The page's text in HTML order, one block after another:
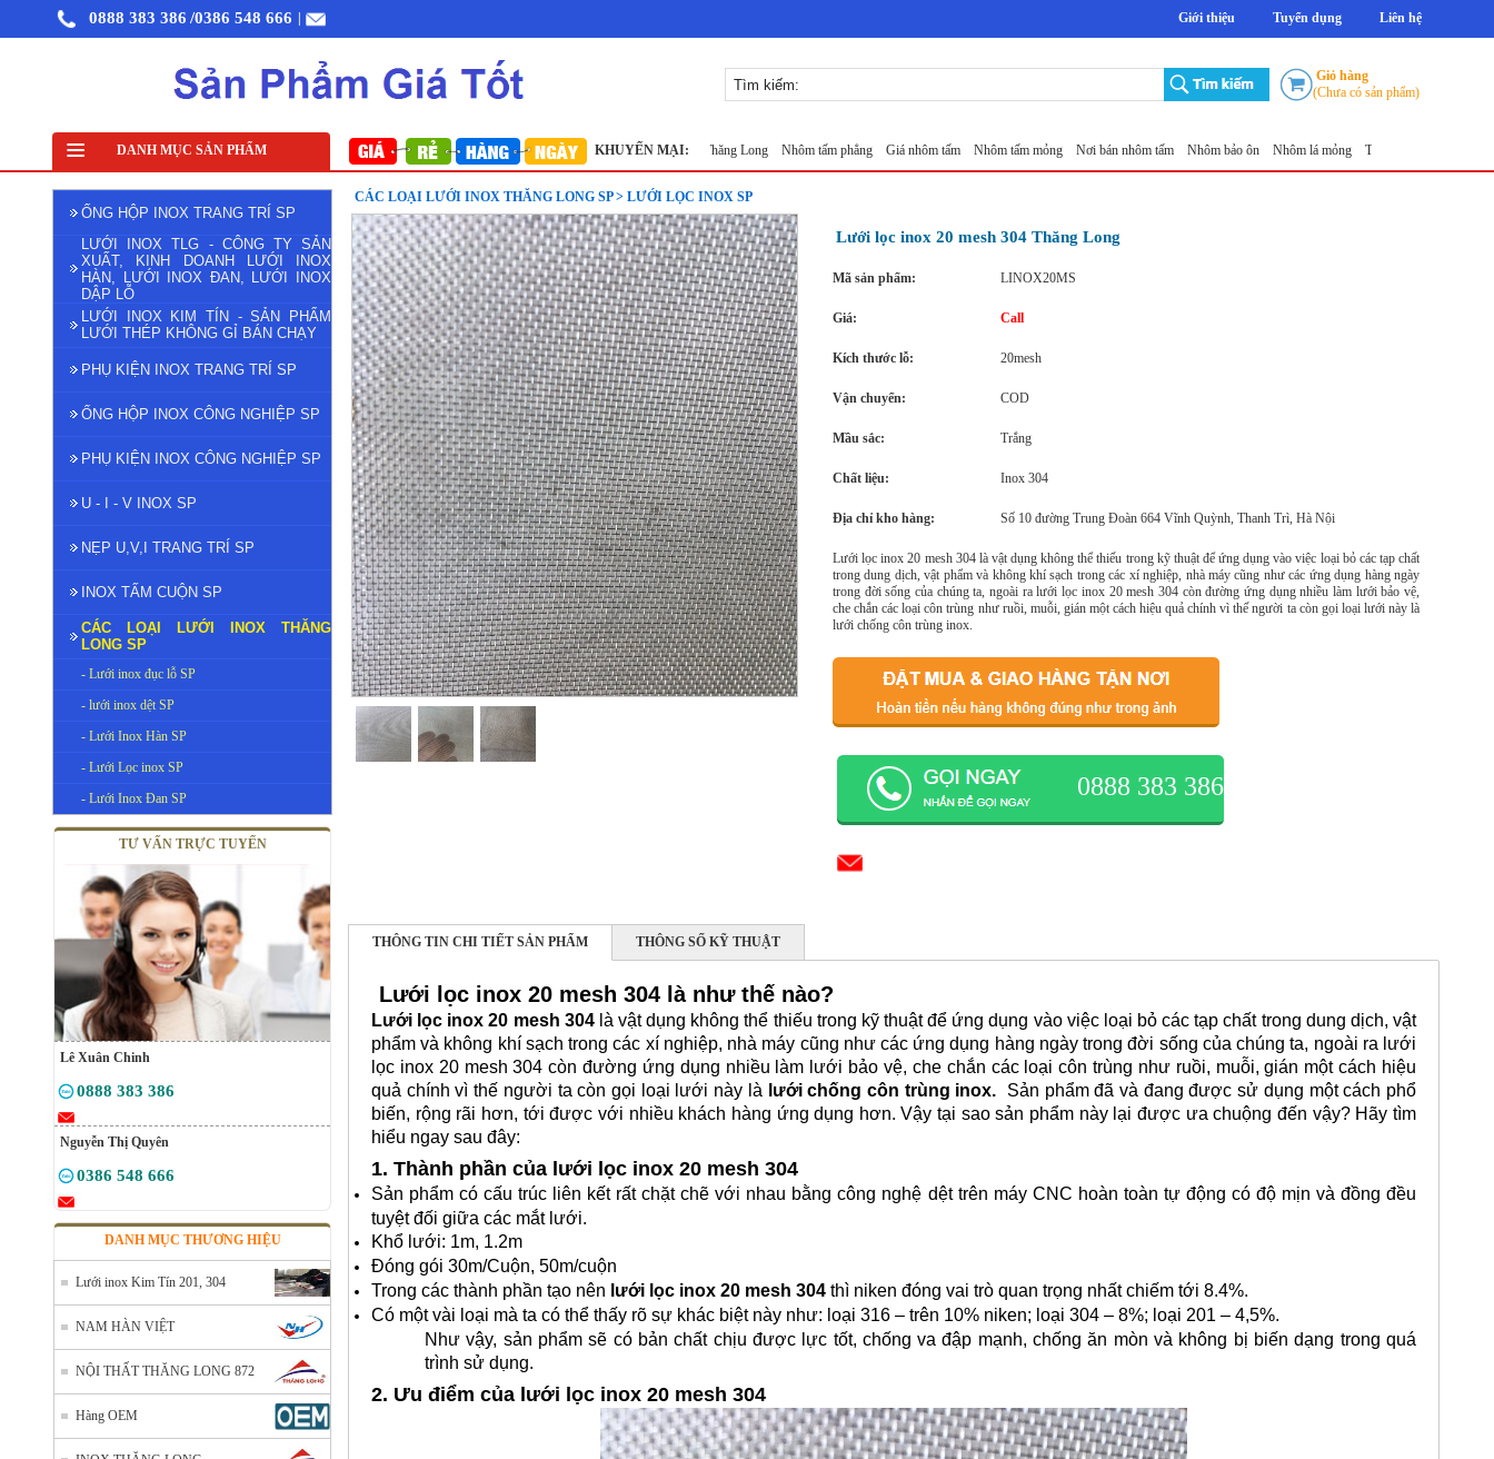
0888 383 386 /0386 548 666 Giới thiệu Tuyển dụng Liên hệ
Giỏ hàng
(Chưa có sản phẩm)
DANH MỤC SẢN PHẨM KHUYẾN MẠI:
Lưới đỡ cách nhiệt inox 304 Lưới inox đan ô 1cm 304 TLG Thăng Long khổ 1m Lưới inox 10x10 đan ô vuông Thăng Long Nhôm tấm phẳng Giá nhôm tấm Nhôm tấm mỏng Nơi bán nhôm tấm Nhôm bảo ôn Nhôm lá mỏng Tấm nhôm chống trượt 5mm
ỐNG HỘP INOX TRANG TRÍ SP
LƯỚI INOX TLG - CÔNG TY SẢN
XUẤT, KINH DOANH LƯỚI INOX
HÀN, LƯỚI INOX ĐAN, LƯỚI INOX
DẬP LỖ
LƯỚI INOX KIM TÍN - SẢN PHẨM
LƯỚI THÉP KHÔNG GỈ BÁN CHẠY
PHỤ KIỆN INOX TRANG TRÍ SP
ỐNG HỘP INOX CÔNG NGHIỆP SP
PHỤ KIỆN INOX CÔNG NGHIỆP SP
U - I - V INOX SP
NẸP U,V,I TRANG TRÍ SP
INOX TẤM CUỘN SP
CÁC LOẠI LƯỚI INOX THĂNG
LONG SP
- Lưới inox đục lỗ SP
- lưới inox dệt SP
- Lưới Inox Hàn SP
- Lưới Lọc inox SP
- Lưới Inox Đan SP
TƯ VẤN TRỰC TUYẾN
Lê Xuân Chinh
0888 383 386
Nguyễn Thị Quyên
0386 548 666
DANH MỤC THƯƠNG HIỆU
Lưới inox Kim Tín 201, 304
NAM HÀN VIỆT
NỘI THẤT THĂNG LONG 872
Hàng OEM
CÁC LOẠI LƯỚI INOX THĂNG LONG SP > LƯỚI LỌC INOX SP
Lưới lọc inox 20 mesh 304 Thăng Long
Mã sản phẩm: LINOX20MS
Giá: Call
Kích thước lỗ: 20mesh
Vận chuyển: COD
Mầu sắc: Trắng
Chất liệu: Inox 304
Địa chỉ kho hàng: Số 10 đường Trung Đoàn 664 Vĩnh Quỳnh, Thanh Trì, Hà Nội
Lưới lọc inox 20 mesh 304 là vật dụng không thể thiếu trong kỹ thuật để ứng dụng vào việc loại bỏ các tạp chất
trong dung dịch, vật phẩm và không khí sạch trong các xí nghiệp, nhà máy cũng như các ứng dụng hàng ngày
trong đời sống của chúng ta, ngoài ra lưới lọc inox 20 mesh 304 còn đường ứng dụng nhiều làm lưới bảo vệ,
che chắn các loại côn trùng như ruồi, muỗi, gián một cách hiệu quả chính vì thế người ta còn gọi loại lưới này là
lưới chống côn trùng inox.
0888 383 386
THÔNG TIN CHI TIẾT SẢN PHẨM THÔNG SỐ KỸ THUẬT
Lưới lọc inox 20 mesh 304 là như thế nào?
Lưới lọc inox 20 mesh 304là vật dụng không thể thiếu trong kỹ thuật để ứng dụng vào việc loại bỏ các tạp chất trong dung dịch, vật
phẩm và không khí sạch trong các xí nghiệp, nhà máy cũng như các ứng dụng hàng ngày trong đời sống của chúng ta, ngoài ra lưới
lọc inox 20 mesh 304 còn đường ứng dụng nhiều làm lưới bảo vệ, che chắn các loại côn trùng như ruồi, muỗi, gián một cách hiệu
quả chính vì thế người ta còn gọi loại lưới này là
lưới chống côn trùng inox. Sản phẩm đã và đang được sử dụng một cách phổ
biến, rộng rãi hơn, tới được với nhiều khách hàng ứng dụng hơn. Vậy tại sao sản phẩm này lại được ưa chuộng đến vậy? Hãy tìm
hiểu ngay sau đây:
1. Thành phần của lưới lọc inox 20 mesh 304
Sản phẩm có cấu trúc liên kết rất chặt chẽ với nhau bằng công nghệ dệt trên máy CNC hoàn toàn tự động có độ mịn và đồng đều
tuyệt đối giữa các mắt lưới.
Khổ lưới: 1m, 1.2m
Đóng gói 30m/Cuộn, 50m/cuộn
Trong các thành phần tạo nên lưới lọc inox 20 mesh 304 thì niken đóng vai trò quan trọng nhất chiếm tới 8.4%.
Có một vài loại mà ta có thể thấy rõ sự khác biệt này như: loại 316 – trên 10% niken; loại 304 – 8%; loại 201 – 4,5%.
Như vậy, sản phẩm sẽ có bản chất chịu được lực tốt, chống va đập mạnh, chống ăn mòn và không bị biến dạng trong quá
trình sử dụng.
2. Ưu điểm của lưới lọc inox 20 mesh 304